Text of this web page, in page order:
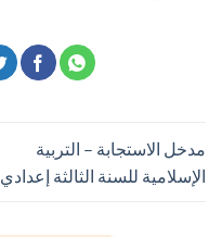
مدخل الاستجابة – التربية
الإسلامية للسنة الثالثة إعدادي